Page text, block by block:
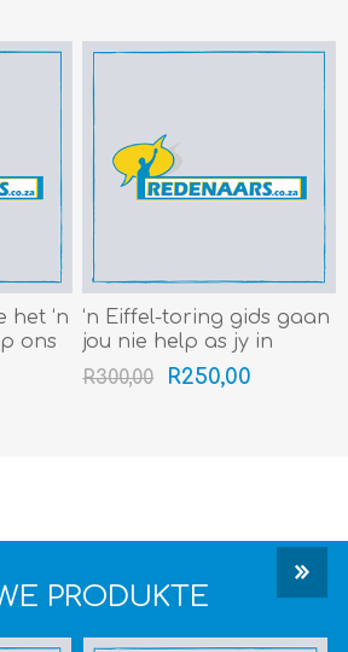
het ‘n
ons
‘n Eiffel-toring gids gaan
jou nie help as jy in
Egipte se piramides
verdwaal nie (Gr 8-12)
R300,00 R250,00
PRODUKTE